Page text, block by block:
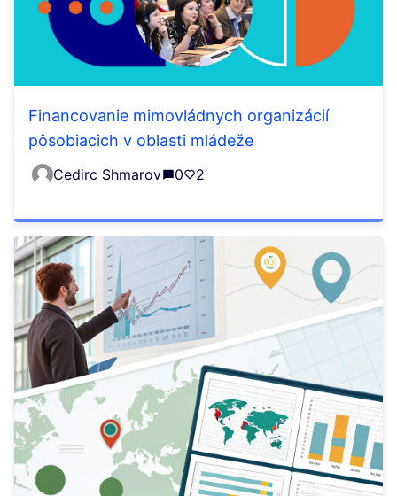
Financovanie mimovládnych organizácií
pôsobiacich v oblasti mládeže
Cedirc Shmarov 0 2